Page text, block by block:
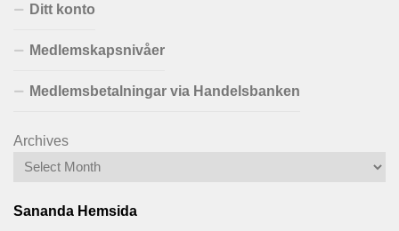
Ditt konto
Medlemskapsnivåer
Medlemsbetalningar via Handelsbanken
Archives
Sananda Hemsida